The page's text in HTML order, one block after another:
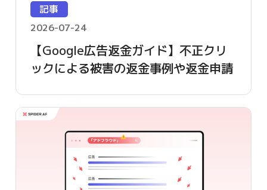
記事
2026-07-24
【Google広告返金ガイド】不正クリ
ックによる被害の返金事例や返金申請